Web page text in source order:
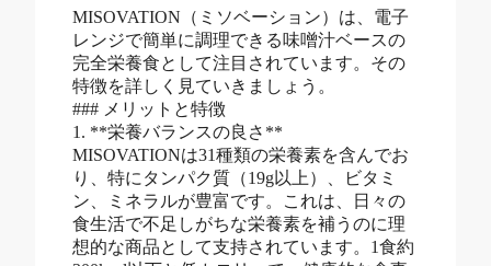
MISOVATION（ミソベーション）は、電子
レンジで簡単に調理できる味噌汁ベースの
完全栄養食として注目されています。その
特徴を詳しく見ていきましょう。
### メリットと特徴
1. **栄養バランスの良さ**
MISOVATIONは31種類の栄養素を含んでお
り、特にタンパク質（19g以上）、ビタミ
ン、ミネラルが豊富です。これは、日々の
食生活で不足しがちな栄養素を補うのに理
想的な商品として支持されています。1食約